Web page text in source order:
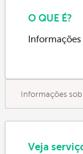
O QUE É?
Informações
Informações
Veja